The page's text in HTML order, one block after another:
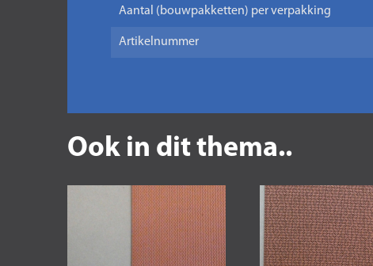
Aantal (bouwpakketten) per verpakking
Artikelnummer
Ook in dit thema..